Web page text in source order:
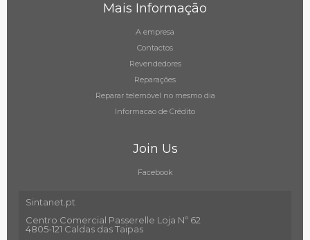
Mais Informação
A empresa
Contactos
Revendedores
Reparações
Reparar telemóvel no mesmo dia
Informacao de Crédito
Join Us
Facebook
Sintanet.pt
Centro Comercial Passerelle Loja Nº 62
4805-121 Caldas das Taipas